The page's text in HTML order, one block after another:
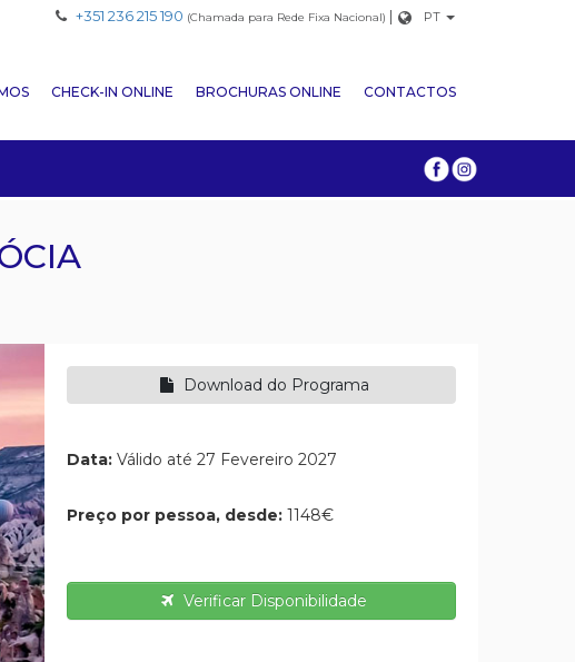
+351 236 215 190 (Chamada para Rede Fixa Nacional) | PT
CHECK-IN ONLINE BROCHURAS ONLINE CONTACTOS
Download do Programa
Data: Válido até 27 Fevereiro 2027
Preço por pessoa, desde: 1148€
Verificar Disponibilidade